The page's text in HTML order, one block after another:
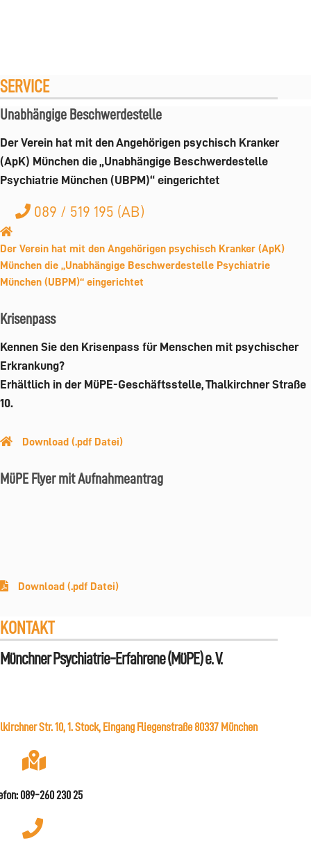
SERVICE
Unabhängige Beschwerdestelle
Der Verein hat mit den Angehörigen psychisch Kranker
(ApK) München die „Unabhängige Beschwerdestelle
Psychiatrie München (UBPM)“ eingerichtet
089 / 519 195 (AB)
Der Verein hat mit den Angehörigen psychisch Kranker (ApK)
München die „Unabhängige Beschwerdestelle Psychiatrie
München (UBPM)“ eingerichtet
Krisenpass
Kennen Sie den Krisenpass für Menschen mit psychischer
Erkrankung?
Erhältlich in der MüPE-Geschäftsstelle, Thalkirchner Straße
10.
Download (.pdf Datei)
MüPE Flyer mit Aufnahmeantrag
Download (.pdf Datei)
KONTAKT
Münchner Psychiatrie-Erfahrene (MüPE) e. V.
Str. 10, 1. Stock, Eingang Fliegenstraße 80337 München
089-260 230 25